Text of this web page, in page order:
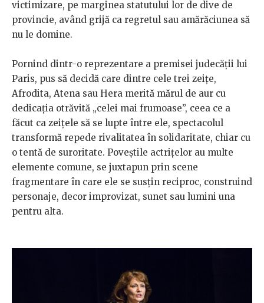
victimizare, pe marginea statutului lor de dive de
provincie, având grijă ca regretul sau amărăciunea să
nu le domine.
Pornind dintr-o reprezentare a premisei judecății lui
Paris, pus să decidă care dintre cele trei zeițe,
Afrodita, Atena sau Hera merită mărul de aur cu
dedicația otrăvită „celei mai frumoase”, ceea ce a
făcut ca zeițele să se lupte între ele, spectacolul
transformă repede rivalitatea în solidaritate, chiar cu
o tentă de suroritate. Poveștile actrițelor au multe
elemente comune, se juxtapun prin scene
fragmentare în care ele se susțin reciproc, construind
personaje, decor improvizat, sunet sau lumini una
pentru alta.